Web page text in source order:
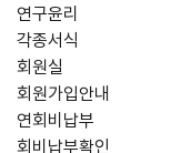
연구윤리
각종서식
회원실
회원가입안내
연회비납부
회비납부확인